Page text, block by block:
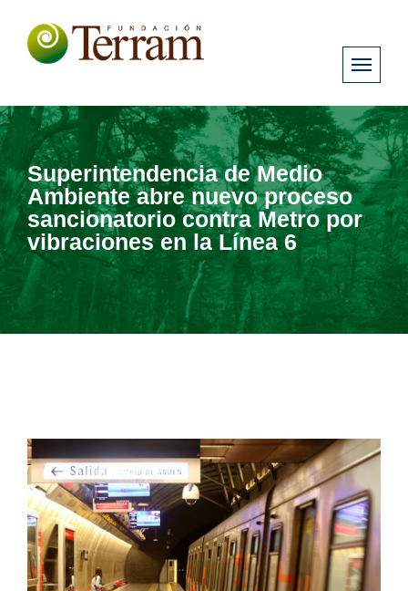
Superintendencia de Medio
Ambiente abre nuevo proceso
sancionatorio contra Metro por
vibraciones en la Línea 6